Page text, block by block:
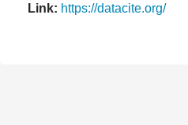
Link: https://datacite.org/